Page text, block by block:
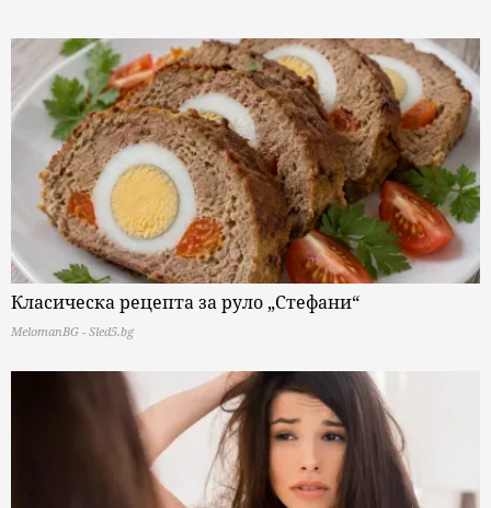
Класическа рецепта за руло „Стефани“
MelomanBG - Sled5.bg